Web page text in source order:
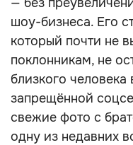
шоу-бизнеса. Его
который почти не
поклонникам, не
близкого
запрещённой
свежие фото с
одну из недавних